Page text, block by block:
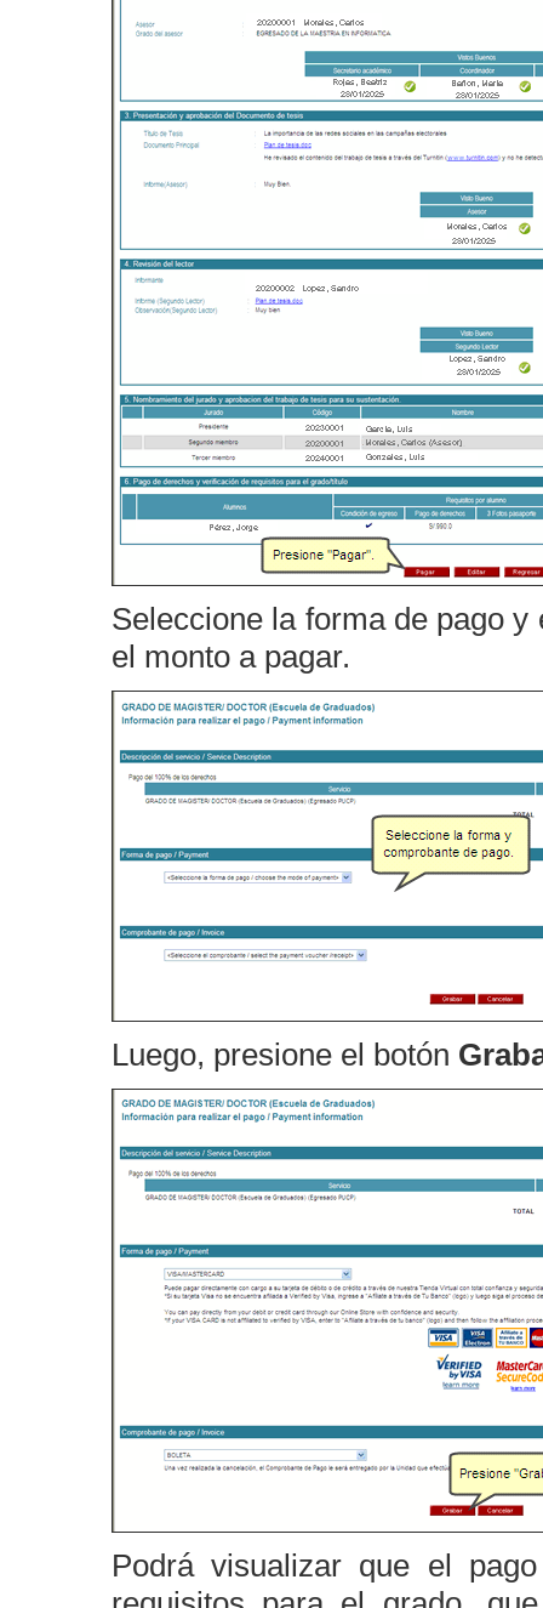
Seleccione la forma de pago
el monto a pagar.
Luego, presione el botón
Podrá visualizar que el